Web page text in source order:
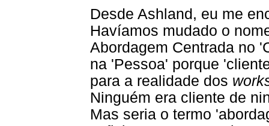
Desde Ashland, eu me
Havíamos mudado o
Abordagem Centrada no
na 'Pessoa' porque
para a realidade dos
Ninguém era cliente de
Mas seria o termo